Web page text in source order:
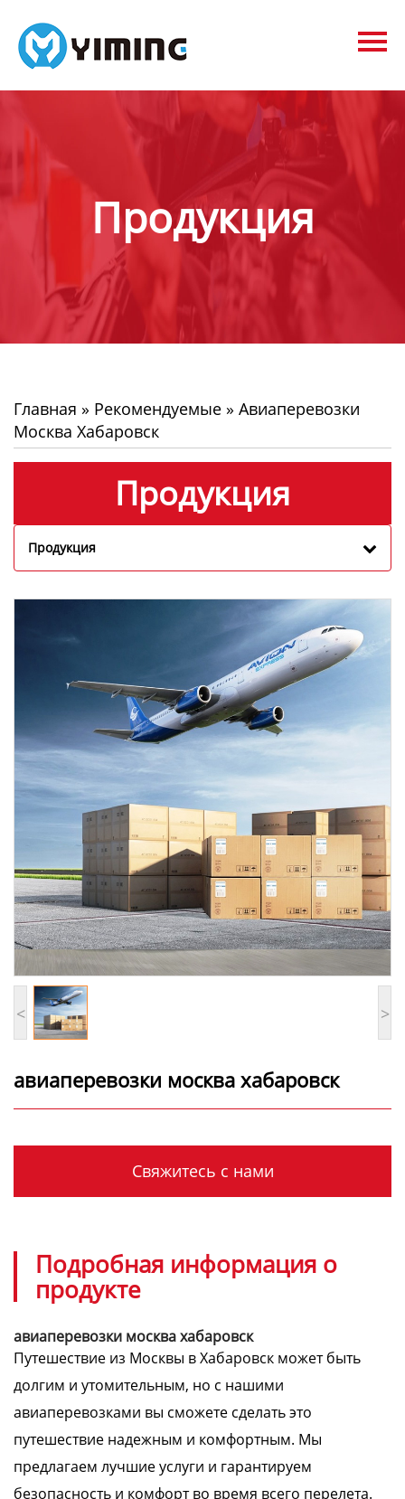
Tags
видео
О нас
Продукция
Главная » Рекомендуемые » Авиаперевозки
Москва Хабаровск
Продукция
Продукция
< >
авиаперевозки москва хабаровск
Свяжитесь с нами
Подробная информация о
продукте
авиаперевозки москва хабаровск
Путешествие из Москвы в Хабаровск может быть
долгим и утомительным, но с нашими
авиаперевозками вы сможете сделать это
путешествие надежным и комфортным. Мы
предлагаем лучшие услуги и гарантируем
безопасность и комфорт во время всего перелета.